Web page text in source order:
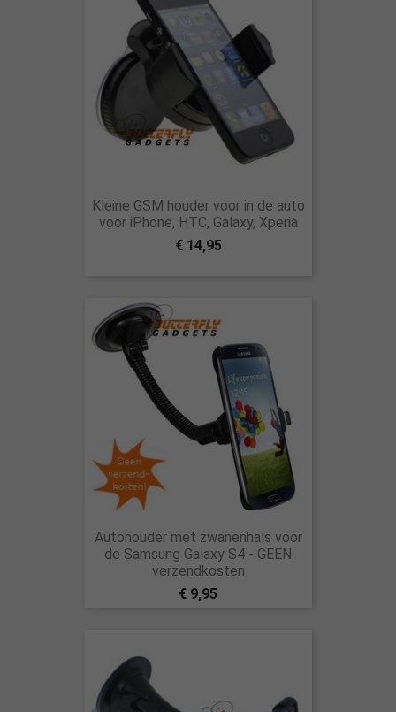
Kleine GSM houder voor in de auto
voor iPhone, HTC, Galaxy, Xperia
€ 14,95
Autohouder met zwanenhals voor
de Samsung Galaxy S4 - GEEN
verzendkosten
€ 9,95